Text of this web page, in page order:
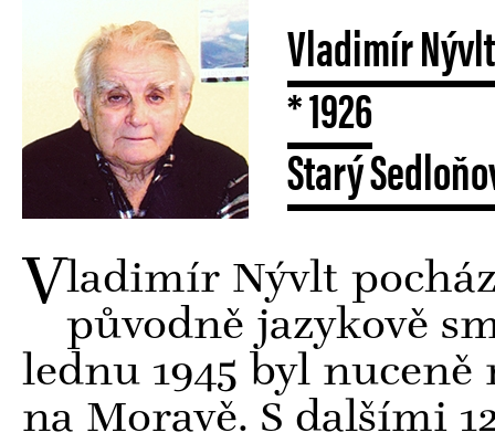
Vladimír Nývlt
* 1926
Starý
Vladimír Nývlt
původně jazykově
lednu 1945 byl nuceně
na Moravě. S dalšími